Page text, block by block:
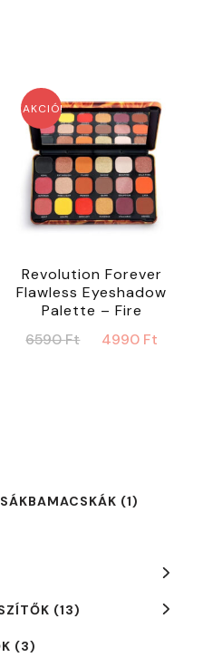
AKCIÓ!
Revolution Forever
Flawless Eyeshadow
Palette – Fire
6590Ft
Original
4990 Ft
(1)
(13)
(3)